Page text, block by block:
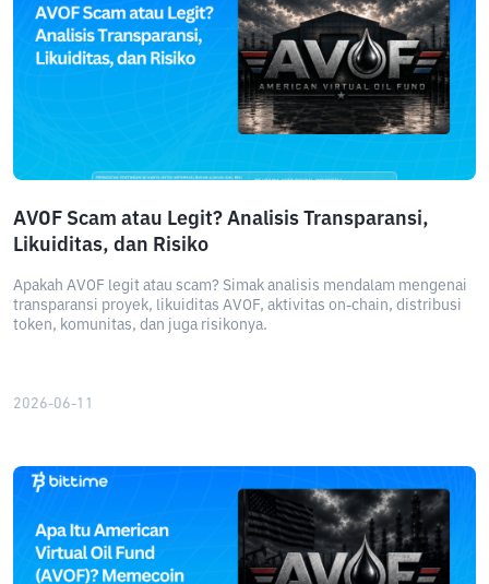
AVOF Scam atau Legit? Analisis Transparansi,
Likuiditas, dan Risiko
Apakah AVOF legit atau scam? Simak analisis mendalam mengenai
transparansi proyek, likuiditas AVOF, aktivitas on-chain, distribusi
token, komunitas, dan juga risikonya.
2026-06-11